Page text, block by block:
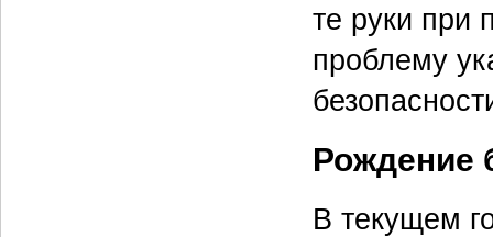
те руки при
проблему
Рождение
В текущем